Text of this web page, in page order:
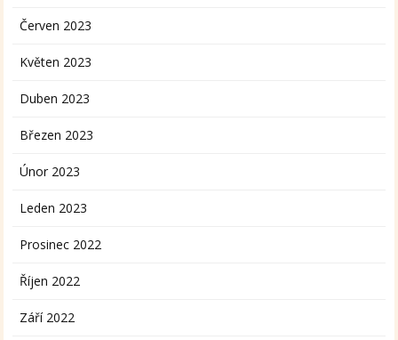
Červen 2023
Květen 2023
Duben 2023
Březen 2023
Únor 2023
Leden 2023
Prosinec 2022
Říjen 2022
Září 2022